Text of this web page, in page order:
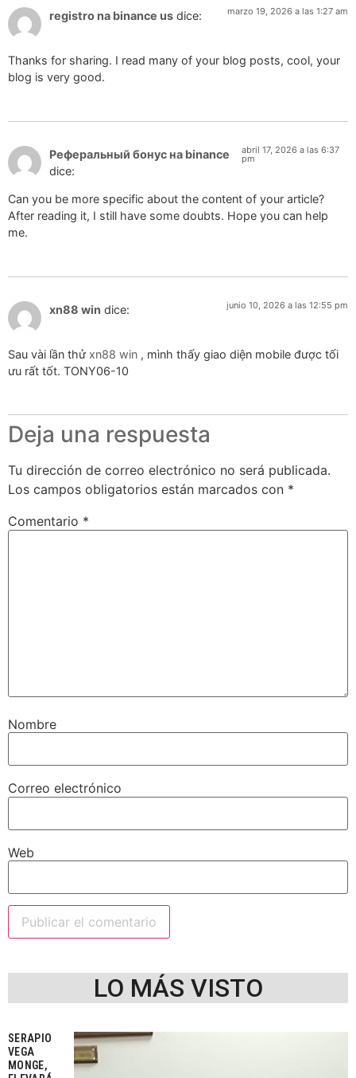
registro na binance us dice: marzo 19, 2026 a las 1:27 am
Thanks for sharing. I read many of your blog posts, cool, your
blog is very good.
Реферальный бонус на binance
dice:
abril 17, 2026 a las 6:37
pm
Can you be more specific about the content of your article?
After reading it, I still have some doubts. Hope you can help
me.
xn88 win dice: junio 10, 2026 a las 12:55 pm
Sau vài lần thử xn88 win , mình thấy giao diện mobile được tối
ưu rất tốt. TONY06-10
Deja una respuesta
Tu dirección de correo electrónico no será publicada.
Los campos obligatorios están marcados con *
Comentario *
Nombre
Correo electrónico
Web
LO MÁS VISTO
SERAPIO
VEGA
MONGE,